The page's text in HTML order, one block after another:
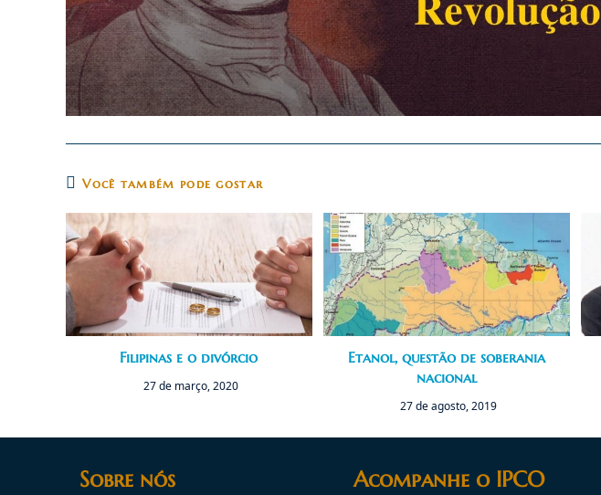
Você também pode gostar
Filipinas e o divórcio
27 de março, 2020
Etanol, questão de soberania
nacional
27 de agosto, 2019
Sobre nós Acompanhe o IPCO